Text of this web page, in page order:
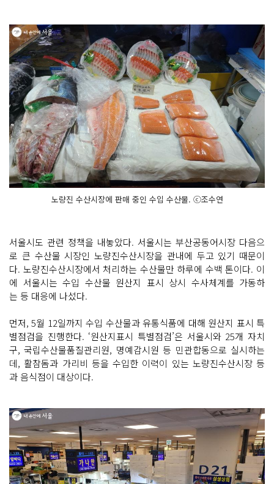
노량진 수산시장에 판매 중인 수입 수산물. ⓒ조수연
서울시도 관련 정책을 내놓았다. 서울시는 부산공동어시장 다음으
로 큰 수산물 시장인 노량진수산시장을 관내에 두고 있기 때문이
다. 노량진수산시장에서 처리하는 수산물만 하루에 수백 톤이다. 이
에 서울시는 수입 수산물 원산지 표시 상시 수사체계를 가동하
는 등 대응에 나섰다.
먼저, 5월 12일까지 수입 수산물과 유통식품에 대해 원산지 표시 특
별점검을 진행한다. ‘원산지표시 특별점검’은 서울시와 25개 자치
구, 국립수산물품질관리원, 명예감시원 등 민관합동으로 실시하는
데, 활참돔과 가리비 등을 수입한 이력이 있는 노량진수산시장 등
과 음식점이 대상이다.